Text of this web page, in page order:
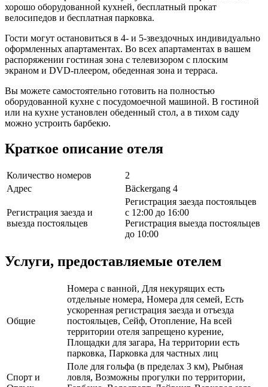
хорошо оборудованной кухней, бесплатный прокат
велосипедов и бесплатная парковка.
Гости могут остановиться в 4- и 5-звездочных индивидуально
оформленных апартаментах. Во всех апартаментах в вашем
распоряжении гостиная зона с телевизором с плоским
экраном и DVD-плеером, обеденная зона и терраса.
Вы можете самостоятельно готовить на полностью
оборудованной кухне с посудомоечной машиной. В гостиной
или на кухне установлен обеденный стол, а в тихом саду
можно устроить барбекю.
Краткое описание отеля
Количество номеров
2
Адрес
Bäckergang 4
Регистрация заезда и
выезда постояльцев
Регистрация заезда постояльцев
с 12:00 до 16:00
Регистрация выезда постояльцев
до 10:00
Услуги, предоставляемые отелем
Общие
Номера с ванной, Для некурящих есть
отдельные номера, Номера для семей, Есть
ускоренная регистрация заезда и отъезда
постояльцев, Сейф, Отопление, На всей
территории отеля запрещено курение,
Площадки для загара, На территории есть
парковка, Парковка для частных лиц
Спорт и
Поле для гольфа (в пределах 3 км), Рыбная
ловля, Возможны прогулки по территории,